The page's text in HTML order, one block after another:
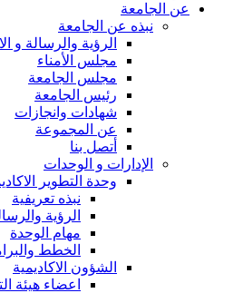
عن الجامعة
نبذه عن الجامعة
الرؤية والرسالة و
مجلس الأمناء
مجلس الجامعة
رئيس الجامعة
شهادات وانجازات
عن المجموعة
أتصل بنا
الإدارات و الوحدات
وحدة التطوير
نبذه تعريفية
الرؤية
مهام الوحدة
الخطط
الشؤون الاكاديمية
اعضاء هيئة